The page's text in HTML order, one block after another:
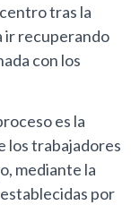
tras la
ir recuperando
con los
es la
los trabajadores
mediante la
por